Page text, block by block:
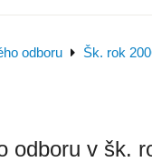
odboru Šk. rok
odboru v šk.